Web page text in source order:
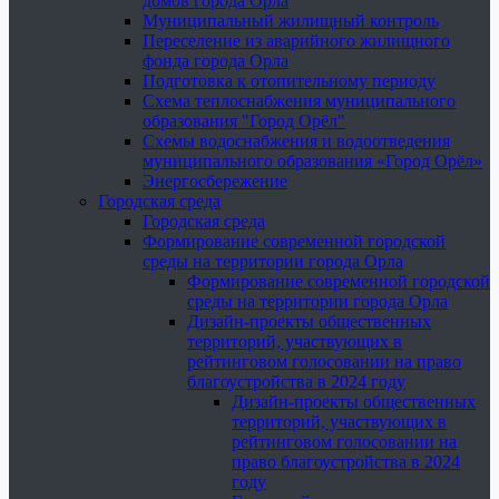
Муниципальный жилищный контроль
Переселение из аварийного жилищного
фонда города Орла
Подготовка к отопительному периоду
Схема теплоснабжения муниципального
образования "Город Орёл"
Схемы водоснабжения и водоотведения
муниципального образования «Город Орёл»
Энергосбережение
Городская среда
Городская среда
Формирование современной городской
среды на территории города Орла
Формирование современной городской
среды на территории города Орла
Дизайн-проекты общественных
территорий, участвующих в
рейтинговом голосовании на право
благоустройства в 2024 году
Дизайн-проекты общественных
территорий, участвующих в
рейтинговом голосовании на
право благоустройства в 2024
году